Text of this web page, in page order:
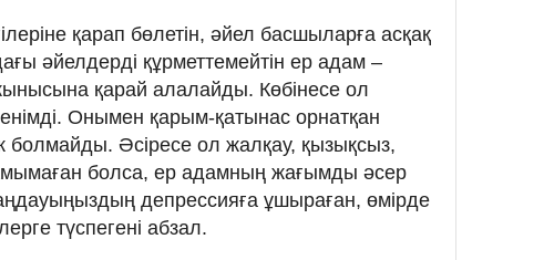
қарап бөлетін, әйел басшыларға асқақ
әйелдерді құрметтемейтін ер адам –
қарай алалайды. Көбінесе ол
Онымен қарым-қатынас орнатқан
болмайды. Әсіресе ол жалқау, қызықсыз,
болса, ер адамның жағымды әсер
депрессияға ұшыраған, өмірде
түспегені абзал.